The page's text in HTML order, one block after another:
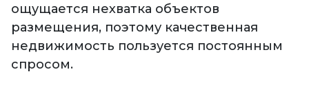
ощущается нехватка объектов
размещения, поэтому качественная
недвижимость пользуется постоянным
спросом.